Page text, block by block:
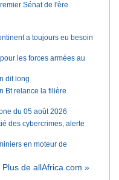
Sénat de l'ère
a toujours eu besoin
les forces armées au
dit long
Bt relance la filière
du 05 août 2026
des cybercrimes, alerte
en moteur de
Plus de allAfrica.com »